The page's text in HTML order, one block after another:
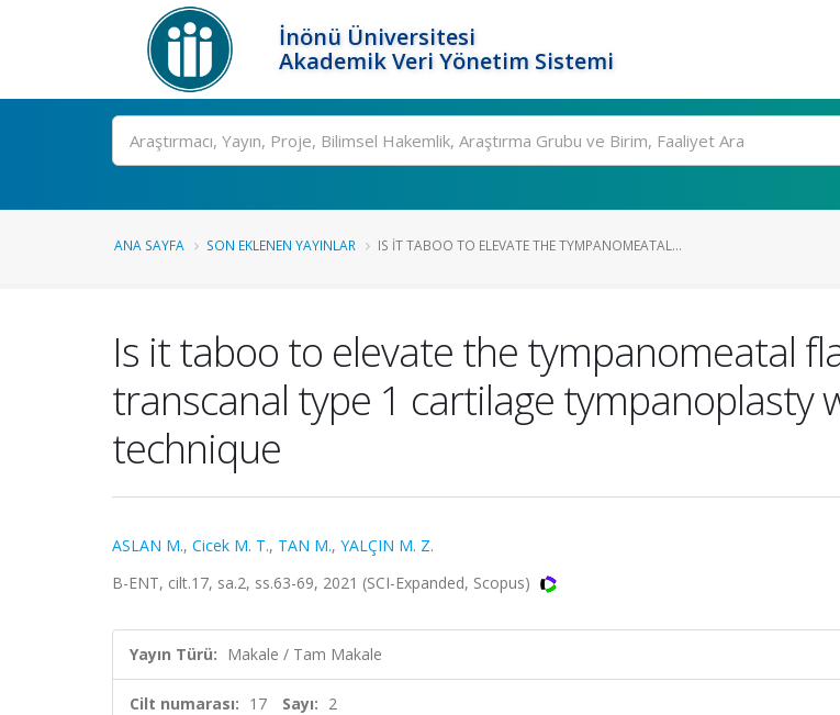
İnönü Üniversitesi
Akademik Veri Yönetim Sistemi
Ara
ANA SAYFA SON EKLENEN YAYINLAR IS IT TABOO TO ELEVATE THE TYMPANOMEATAL...
Is it taboo to elevate the tympanomeatal
transcanal type 1 cartilage tympanoplasty
technique
ASLAN M., Cicek M. T., TAN M., YALÇIN M. Z.
B-ENT, cilt.17, sa.2, ss.63-69, 2021 (SCI-Expanded, Scopus)
Yayın Türü: Makale / Tam Makale
Cilt numarası: 17 Sayı: 2